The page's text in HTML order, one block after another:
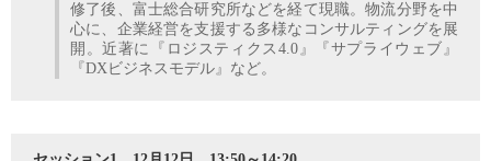
修了後、富士総合研究所などを経て現職。物流分野を中
心に、企業経営を支援する多様なコンサルティングを展
開。近著に『ロジスティクス4.0』『サプライウェブ』
『DXビジネスモデル』など。